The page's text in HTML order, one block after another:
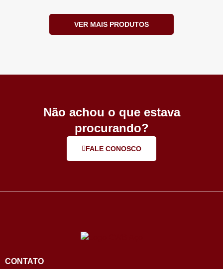
VER MAIS PRODUTOS
Não achou o que estava
procurando?
FALE CONOSCO
CONTATO